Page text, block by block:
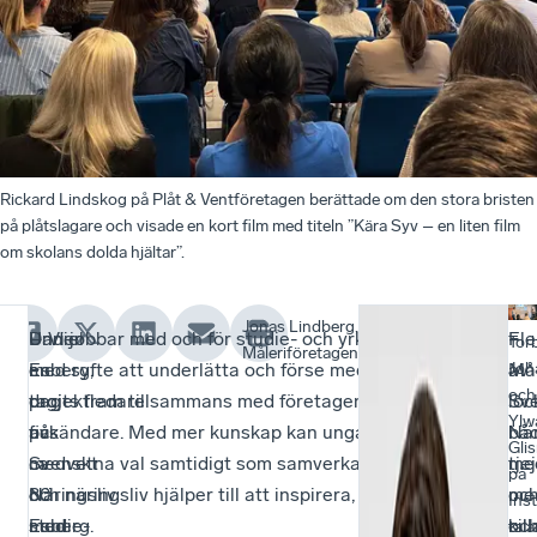
Rickard Lindskog på Plåt & Ventföretagen berättade om den stora bristen
på plåtslagare och visade en kort film med titeln ”Kära Syv – en liten film
om skolans dolda hjältar”.
Under
en
dag
fick
ca
80
studie-
Daniel
Esberg,
projektledare
på
Svenskt
Näringsliv
med
– Vi jobbar med och för studie- och yrkesvägledare
med syfte att underlätta och förse med material som
tagits fram tillsammans med företagen hos våra
avsändare. Med mer kunskap kan unga göra mer
medvetna val samtidigt som samverkan mellan skola
och näringsliv hjälper till att inspirera, säger Daniel
Esberg.
Jonas Lindberg,
Måleriföretagen
av
–
och
på